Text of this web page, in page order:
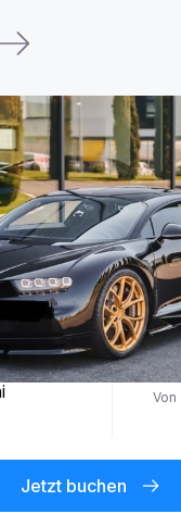
Von
Jetzt buchen